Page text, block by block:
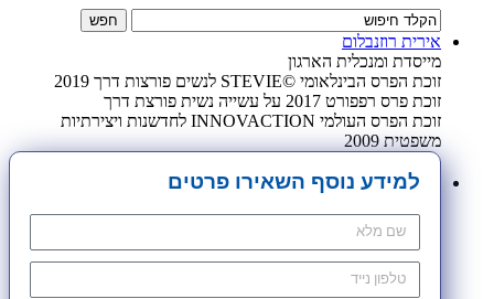
אירית רוזנבלום
מייסדת ומנכלית הארגון
זוכת הפרס הבינלאומי ©STEVIE לנשים פורצות דרך 2019
זוכת פרס רפפורט 2017 על עשייה נשית פורצת דרך
זוכת הפרס העולמי INNOVACTION לחדשנות ויצירתיות
משפטית 2009
למידע נוסף השאירו פרטים